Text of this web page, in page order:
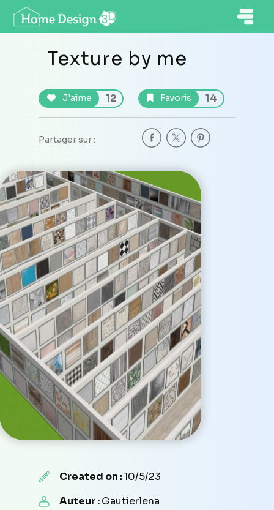
Texture by me
J'aime 12 Favoris 14
Partager sur :
Created on :10/5/23
Auteur :Gautierlena